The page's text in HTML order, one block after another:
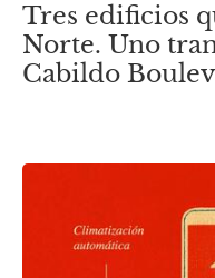
Tres edificios
Norte. Uno
Cabildo